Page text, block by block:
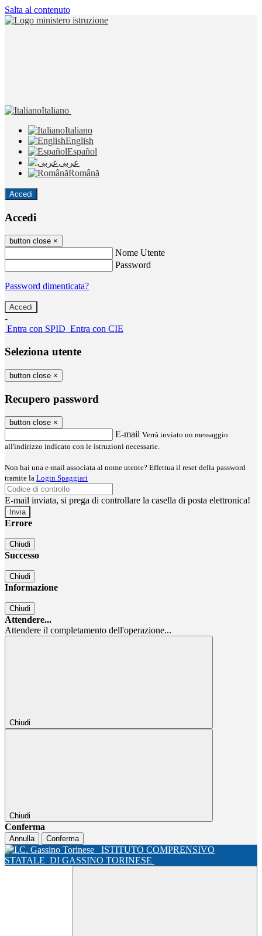
Salta al contenuto
Italiano
Italiano
English
Español
عربى
Română
Accedi
Accedi
button close ×
Nome Utente
Password
Password dimenticata?
-
Entra con SPID Entra con CIE
Seleziona utente
button close ×
Recupero password
button close ×
E-mail Verrà inviato un messaggio
all'indirizzo indicato con le istruzioni necessarie.
Non hai una e-mail associata al nome utente? Effettua il reset della password
tramite la Login Spaggiari
E-mail inviata, si prega di controllare la casella di posta elettronica!
Errore
Chiudi
Successo
Chiudi
Informazione
Chiudi
Attendere...
Attendere il completamento dell'operazione...
Chiudi
Chiudi
Conferma
Annulla Conferma
ISTITUTO COMPRENSIVO
STATALE DI GASSINO TORINESE